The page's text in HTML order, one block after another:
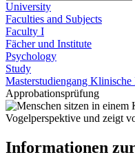
University
Faculties and Subjects
Faculty I
Fächer und Institute
Psychology
Study
Masterstudiengang
Approbationsprüfung
Informationen